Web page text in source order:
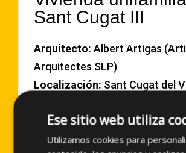
Sant Cugat III
Arquitecto: Albert Artigas
Arquitectes SLP)
Localización: Sant Cugat del
Año de Ejecución: 2020
Superficie aproximada:375
Ese sitio web utiliza
Utilizamos cookies para